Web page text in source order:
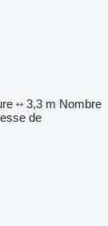
3,3 m Nombre
de